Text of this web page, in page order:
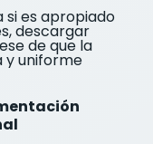
si es apropiado
descargar
de que la
y uniforme